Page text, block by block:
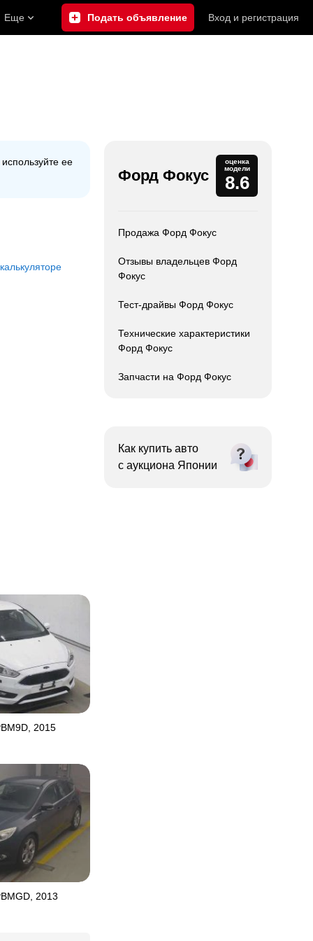
Еще Подать объявление Вход и регистрация
еe
2015
2013
Форд Фокус
оценка
модели
8.6
Продажа Форд Фокус
Отзывы владельцев Форд
Фокус
Тест-драйвы Форд Фокус
Технические характеристики
Форд Фокус
Запчасти на Форд Фокус
Как купить авто
с аукциона Японии